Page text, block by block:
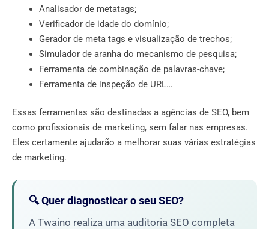
Analisador de metatags;
Verificador de idade do domínio;
Gerador de meta tags e visualização de trechos;
Simulador de aranha do mecanismo de pesquisa;
Ferramenta de combinação de palavras-chave;
Ferramenta de inspeção de URL…
Essas ferramentas são destinadas a agências de SEO, bem
como profissionais de marketing, sem falar nas empresas.
Eles certamente ajudarão a melhorar suas várias estratégias
de marketing.
🔍 Quer diagnosticar o seu SEO?
A Twaino realiza uma auditoria SEO completa